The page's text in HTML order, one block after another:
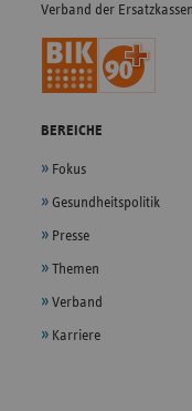
Verband der
BEREICHE
Fokus
Gesundheitspolitik
Presse
Themen
Verband
Karriere